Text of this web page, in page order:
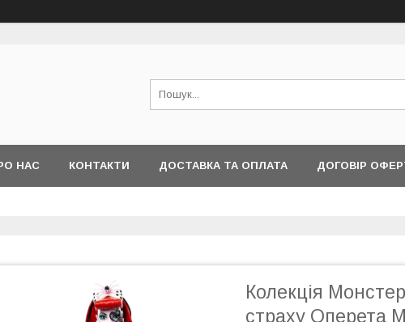
НАС КОНТАКТИ ДОСТАВКА ТА ОПЛАТА ДОГОВІР
Колекція
страху Оперета